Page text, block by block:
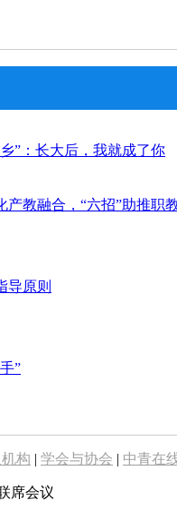
”：长大后，我就成了你
教融合，“六招”助推职
导原则
”
构 | 学会与协会 | 中青在
席会议